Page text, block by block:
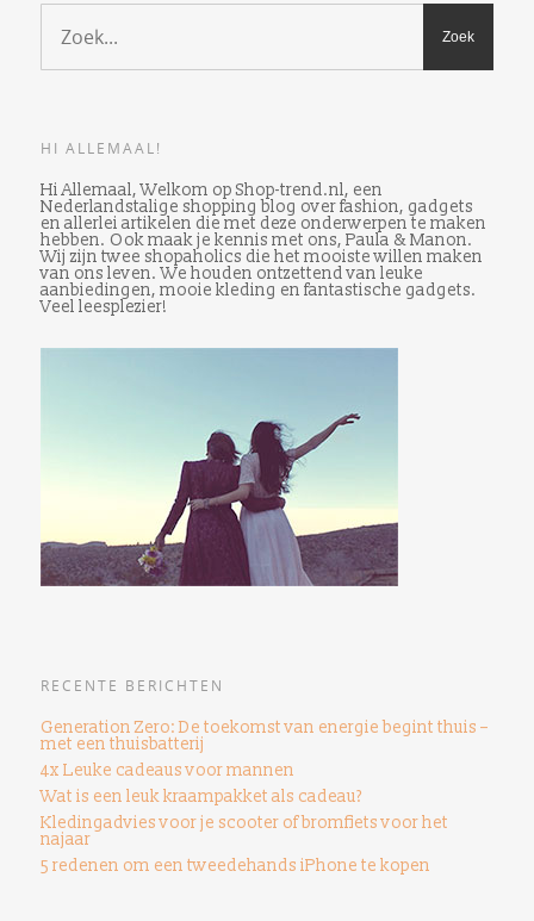
HI ALLEMAAL!
Hi Allemaal, Welkom op Shop-trend.nl, een
Nederlandstalige shopping blog over fashion, gadgets
en allerlei artikelen die met deze onderwerpen te maken
hebben. Ook maak je kennis met ons, Paula & Manon.
Wij zijn twee shopaholics die het mooiste willen maken
van ons leven. We houden ontzettend van leuke
aanbiedingen, mooie kleding en fantastische gadgets.
Veel leesplezier!
RECENTE BERICHTEN
Generation Zero: De toekomst van energie begint thuis –
met een thuisbatterij
4x Leuke cadeaus voor mannen
Wat is een leuk kraampakket als cadeau?
Kledingadvies voor je scooter of bromfiets voor het
najaar
5 redenen om een ​​tweedehands iPhone te kopen